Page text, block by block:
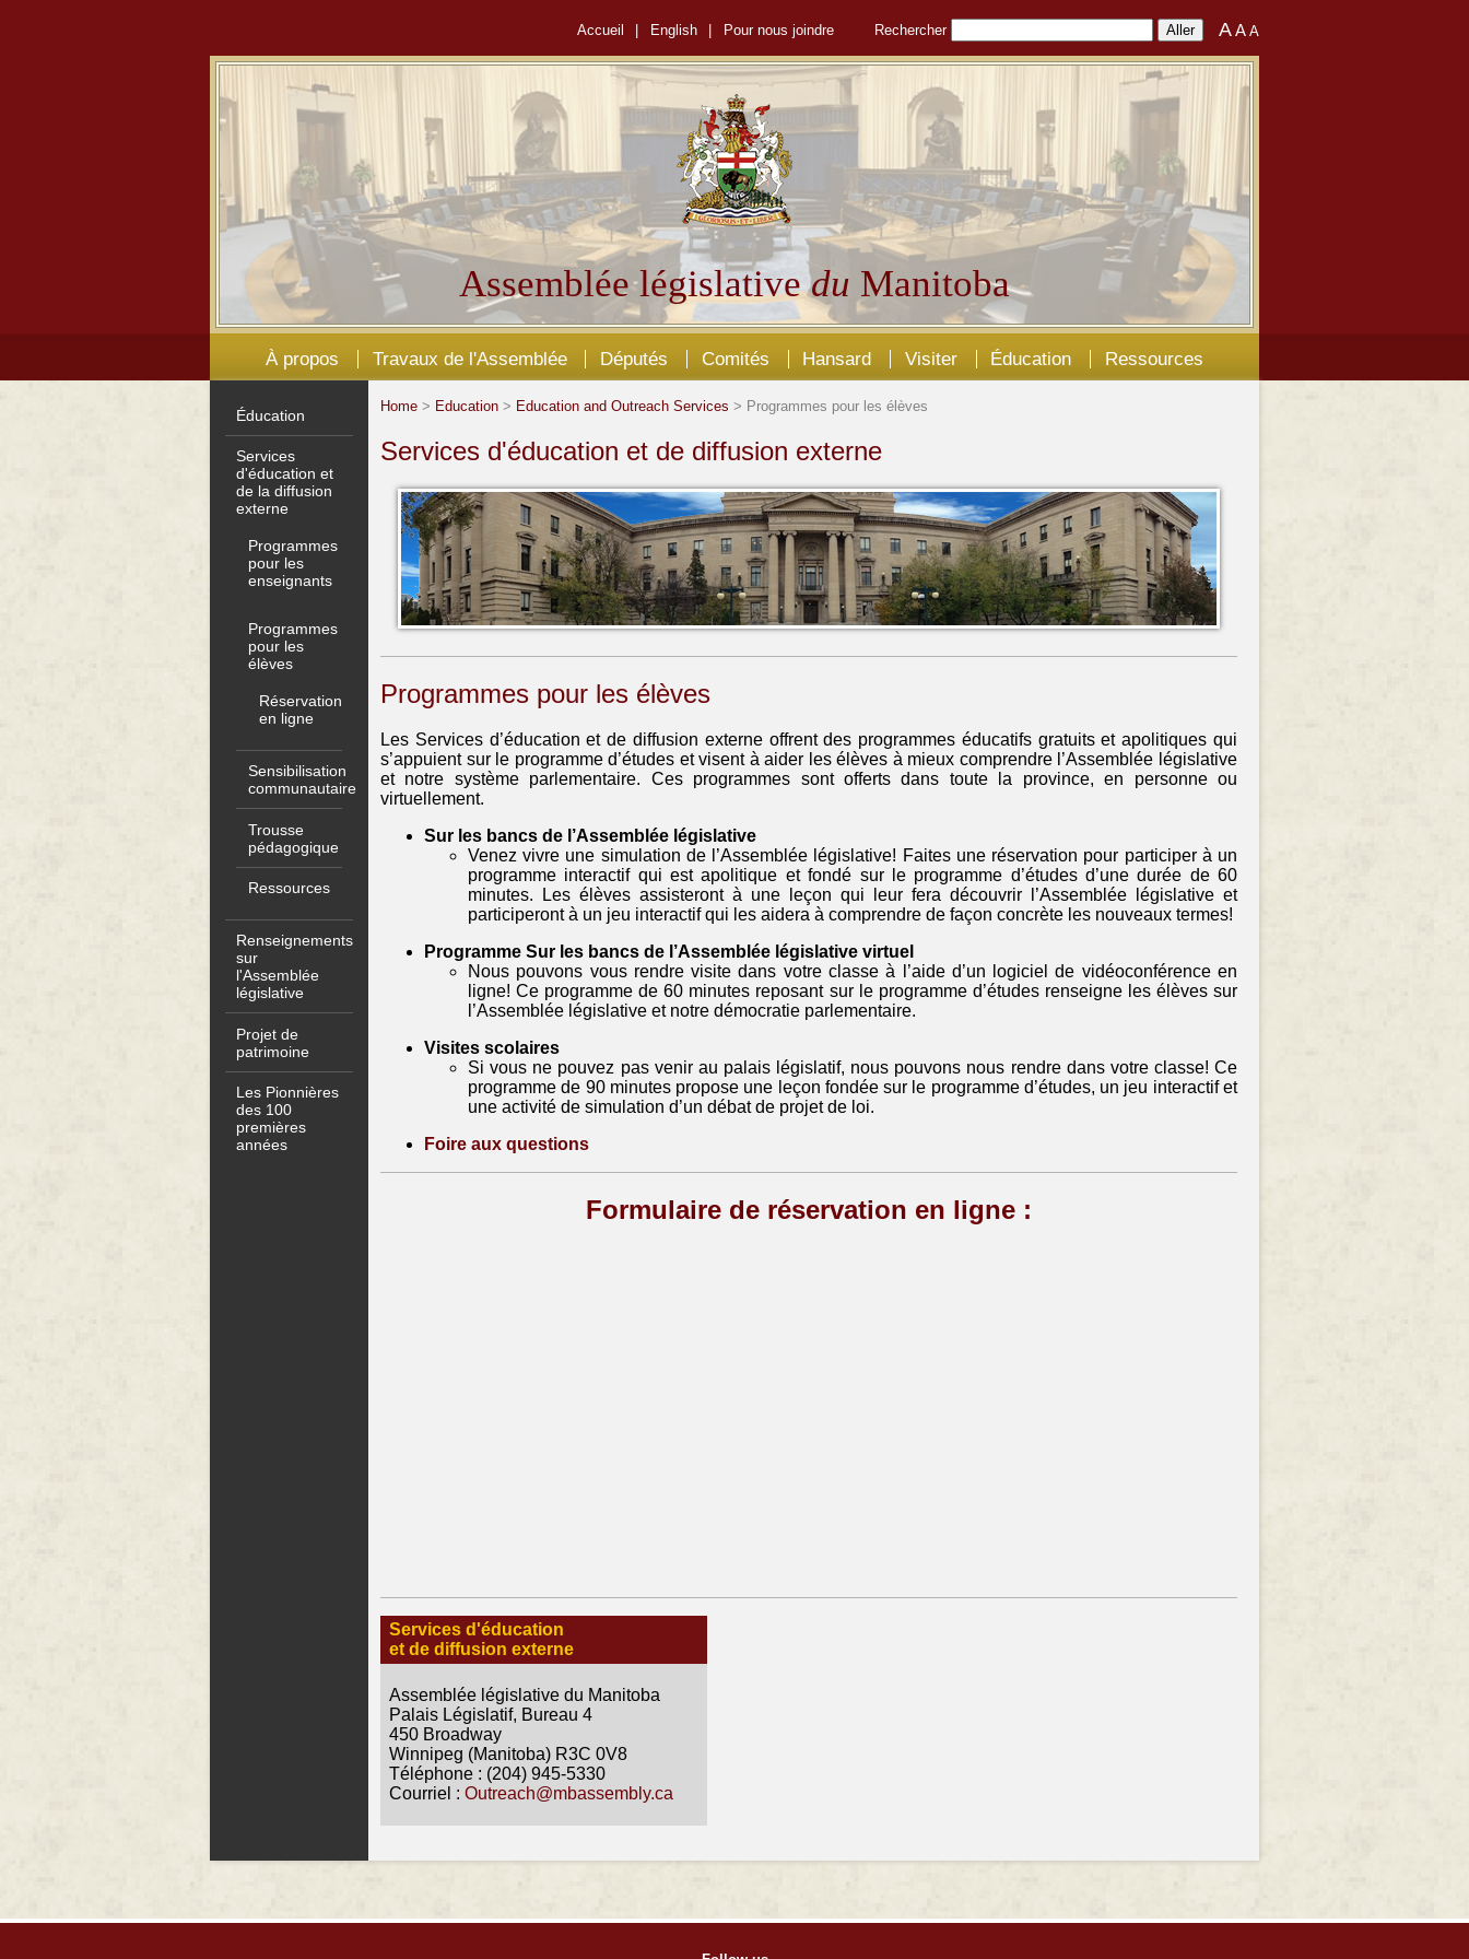
Accueil English Pour nous joindre Rechercher AA A
Assemblée législativedu Manitoba
À propos Travaux de l'Assemblée Députés Comités Hansard Visiter Éducation Ressources
Éducation
Services
d'éducation et
de la diffusion
externe
Programmes
pour les
enseignants
Programmes
pour les
élèves
Réservation
en ligne
Sensibilisation
communautaire
Trousse
pédagogique
Ressources
Renseignements
sur
l'Assemblée
législative
Projet de
patrimoine
Les Pionnières
des 100
premières
années
Home > Education > Education and Outreach Services > Programmes pour les élèves
Services d'éducation et de diffusion externe
Programmes pour les élèves
Les Services d’éducation et de diffusion externe offrent des programmes éducatifs gratuits et apolitiques qui
s’appuient sur le programme d’études et visent à aider les élèves à mieux comprendre l’Assemblée législative
et notre système parlementaire. Ces programmes sont offerts dans toute la province, en personne ou
virtuellement.
Sur les bancs de l’Assemblée législative
Venez vivre une simulation de l’Assemblée législative! Faites une réservation pour participer à un
programme interactif qui est apolitique et fondé sur le programme d’études d’une durée de 60
minutes. Les élèves assisteront à une leçon qui leur fera découvrir l’Assemblée législative et
participeront à un jeu interactif qui les aidera à comprendre de façon concrète les nouveaux termes!
Programme Sur les bancs de l’Assemblée législative virtuel
Nous pouvons vous rendre visite dans votre classe à l’aide d’un logiciel de vidéoconférence en
ligne! Ce programme de 60 minutes reposant sur le programme d’études renseigne les élèves sur
l’Assemblée législative et notre démocratie parlementaire.
Visites scolaires
Si vous ne pouvez pas venir au palais législatif, nous pouvons nous rendre dans votre classe! Ce
programme de 90 minutes propose une leçon fondée sur le programme d’études, un jeu interactif et
une activité de simulation d’un débat de projet de loi.
Foire aux questions
Formulaire de réservation en ligne :
Services d'éducation
et de diffusion externe
Assemblée législative du Manitoba
Palais Législatif, Bureau 4
450 Broadway
Winnipeg (Manitoba) R3C 0V8
Téléphone : (204) 945-5330
Courriel : Outreach@mbassembly.ca